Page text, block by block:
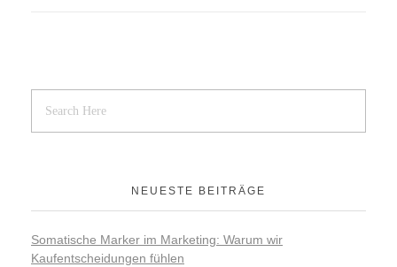
NEUESTE BEITRÄGE
Somatische Marker im Marketing: Warum wir
Kaufentscheidungen fühlen